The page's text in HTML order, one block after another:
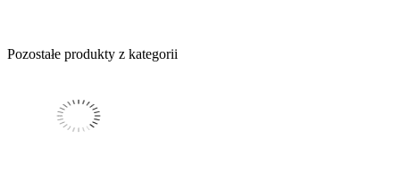
Pozostałe produkty z kategorii